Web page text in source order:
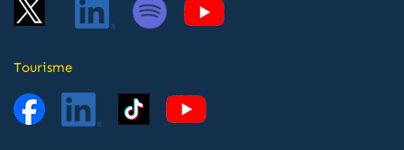
Tourisme